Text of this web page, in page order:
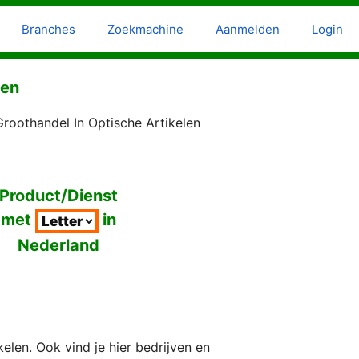
Branches Zoekmachine Aanmelden Login
In Optische Artikelen
Product/Dienst
met
in
Nederland
Ook vind je hier bedrijven en